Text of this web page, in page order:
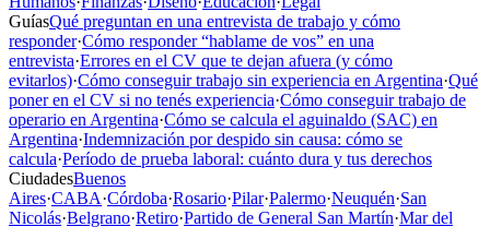
GuíasQué preguntan en una entrevista de trabajo y cómo
responder·Cómo responder “hablame de vos” en una
entrevista·Errores en el CV que te dejan afuera (y cómo
evitarlos)·Cómo conseguir trabajo sin experiencia en Argentina·Qué
poner en el CV si no tenés experiencia·Cómo conseguir trabajo de
operario en Argentina·Cómo se calcula el aguinaldo (SAC) en
Argentina·Indemnización por despido sin causa: cómo se
calcula·Período de prueba laboral: cuánto dura y tus derechos
CiudadesBuenos
Aires·CABA·Córdoba·Rosario·Pilar·Palermo·Neuquén·San
Nicolás·Belgrano·Retiro·Partido de General San Martín·Mar del